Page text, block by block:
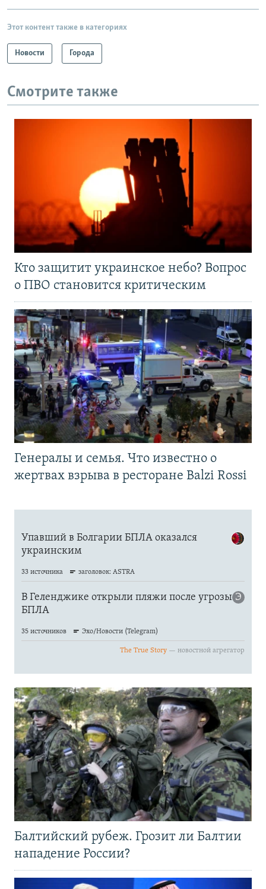
Этот контент также в категориях
Новости Города
Смотрите также
Кто защитит украинское небо? Вопрос
о ПВО становится критическим
Генералы и семья. Что известно о
жертвах взрыва в ресторане Balzi Rossi
Балтийский рубеж. Грозит ли Балтии
нападение России?